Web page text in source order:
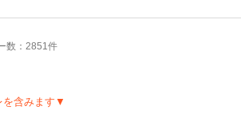
こそが「特別な存在」であること、ストーリー
ることをビジュアルでもそう思えなければ。コ
そこにあるのだ。
数：2851件
を含みます▼